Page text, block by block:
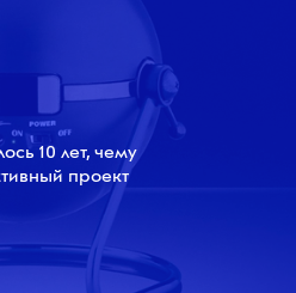
10 лет, чему
проект